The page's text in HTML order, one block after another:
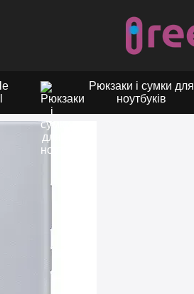
Рюкзаки і сумки для
ноутбуків